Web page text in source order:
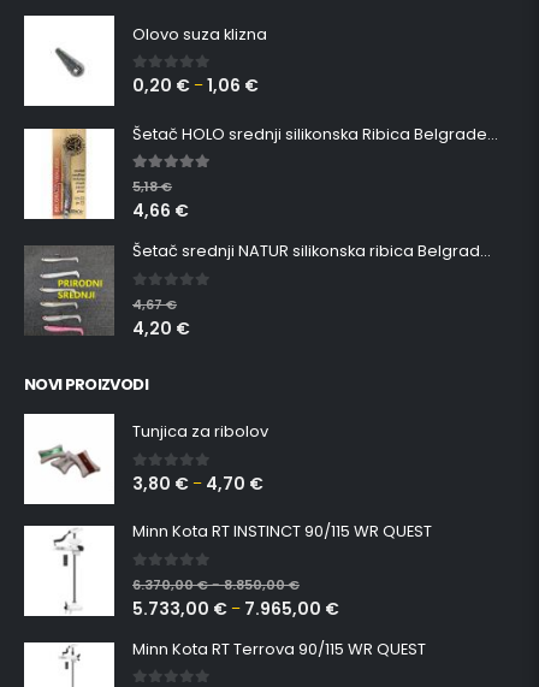
Olovo suza klizna
0 out of 5
0,20 € –1,06 €
Šetač HOLO srednji silikonska Ribica Belgrade Walker
5.00out of 5
5,18€
4,66 €
Šetač srednji NATUR silikonska ribica Belgrade Walker
0 out of 5
4,67€
4,20 €
NOVI PROIZVODI
Tunjica za ribolov
0 out of 5
3,80 € – 4,70 €
Minn Kota RT INSTINCT 90/115 WR QUEST
0 out of 5
6.370,00€–8.850,00€
5.733,00 € – 7.965,00 €
Minn Kota RT Terrova 90/115 WR QUEST